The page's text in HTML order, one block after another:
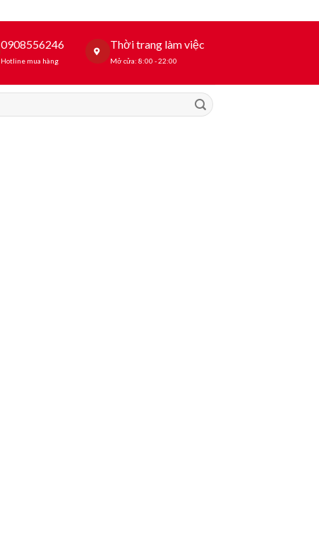
0908556246
Hotline mua hàng
Thời trang làm việc
Mở cửa: 8:00 - 22:00